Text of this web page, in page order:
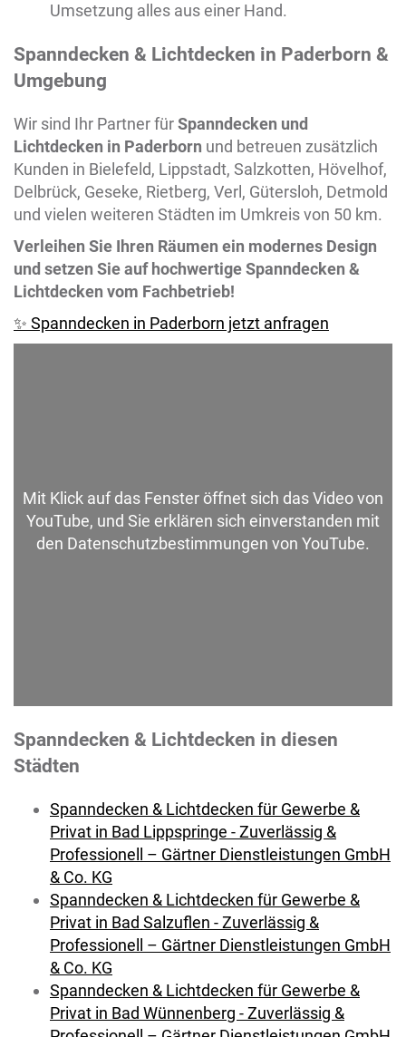
Umsetzung alles aus einer Hand.
Spanndecken & Lichtdecken in Paderborn &
Umgebung
Wir sind Ihr Partner fürSpanndecken und
Lichtdecken in Paderborn und betreuen zusätzlich
Kunden in Bielefeld, Lippstadt, Salzkotten, Hövelhof,
Delbrück, Geseke, Rietberg, Verl, Gütersloh, Detmold
und vielen weiteren Städten im Umkreis von 50 km.
Verleihen Sie Ihren Räumen ein modernes Design
und setzen Sie auf hochwertige Spanndecken &
Lichtdecken vom Fachbetrieb!
✨ Spanndecken in Paderborn jetzt anfragen
Mit Klick auf das Fenster öffnet sich das Video von
YouTube, und Sie erklären sich einverstanden mit
den Datenschutzbestimmungen von YouTube.
Spanndecken & Lichtdecken in diesen
Städten
Spanndecken & Lichtdecken für Gewerbe &
Privat in Bad Lippspringe - Zuverlässig &
Professionell – Gärtner Dienstleistungen GmbH
& Co. KG
Spanndecken & Lichtdecken für Gewerbe &
Privat in Bad Salzuflen - Zuverlässig &
Professionell – Gärtner Dienstleistungen GmbH
& Co. KG
Spanndecken & Lichtdecken für Gewerbe &
Privat in Bad Wünnenberg - Zuverlässig &